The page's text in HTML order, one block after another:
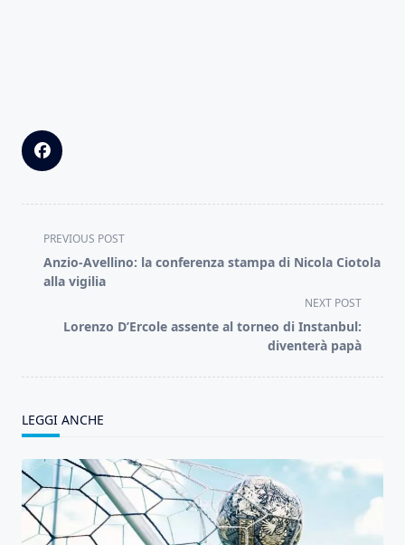
<span
class="nav-
subtitle
reader-
PREVIOUS POST
Anzio-Avellino: la conferenza stampa di Nicola Ciotola
alla vigilia
NEXT POST
Lorenzo D’Ercole assente al torneo di Instanbul:
diventerà papà
LEGGI ANCHE